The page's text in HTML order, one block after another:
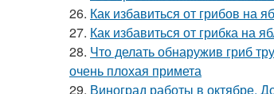
26. Как избавиться от грибов на
27. Как избавиться от грибка на
28. Что делать обнаружив гриб
очень плохая примета
29. Виноград работы в октябре.